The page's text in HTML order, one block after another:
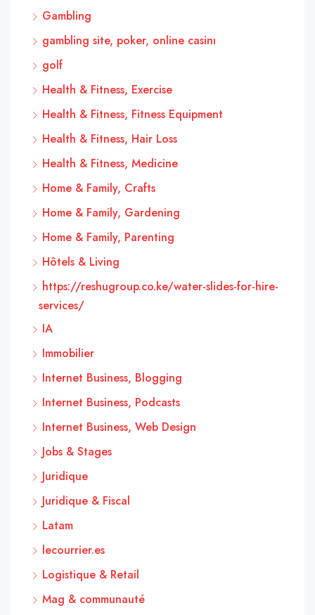
Gambling
gambling site, poker, online casinı
golf
Health & Fitness, Exercise
Health & Fitness, Fitness Equipment
Health & Fitness, Hair Loss
Health & Fitness, Medicine
Home & Family, Crafts
Home & Family, Gardening
Home & Family, Parenting
Hôtels & Living
https://reshugroup.co.ke/water-slides-for-hire-
services/
IA
Immobilier
Internet Business, Blogging
Internet Business, Podcasts
Internet Business, Web Design
Jobs & Stages
Juridique
Juridique & Fiscal
Latam
lecourrier.es
Logistique & Retail
Mag & communauté